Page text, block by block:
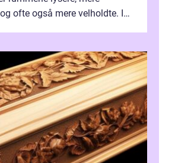
ofte også mere velholdte. I